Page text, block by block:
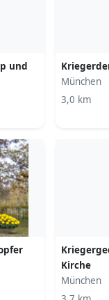
und
München
3,0 km
Kirche
München